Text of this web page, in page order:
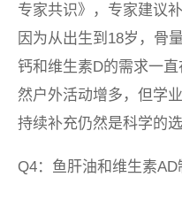
专家共识》，专家建议
因为从出生到18岁，骨
钙和维生素D的需求一
然户外活动增多，但学
持续补充仍然是科学的选
Q4：鱼肝油和维生素AD